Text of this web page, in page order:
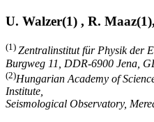
U. Walzer(1) , R.
(1) Zentralinstitut für Physik der
Burgweg 11, DDR-6900 Jena,
(2)Hungarian Academy of
Institute,
Seismological Observatory,